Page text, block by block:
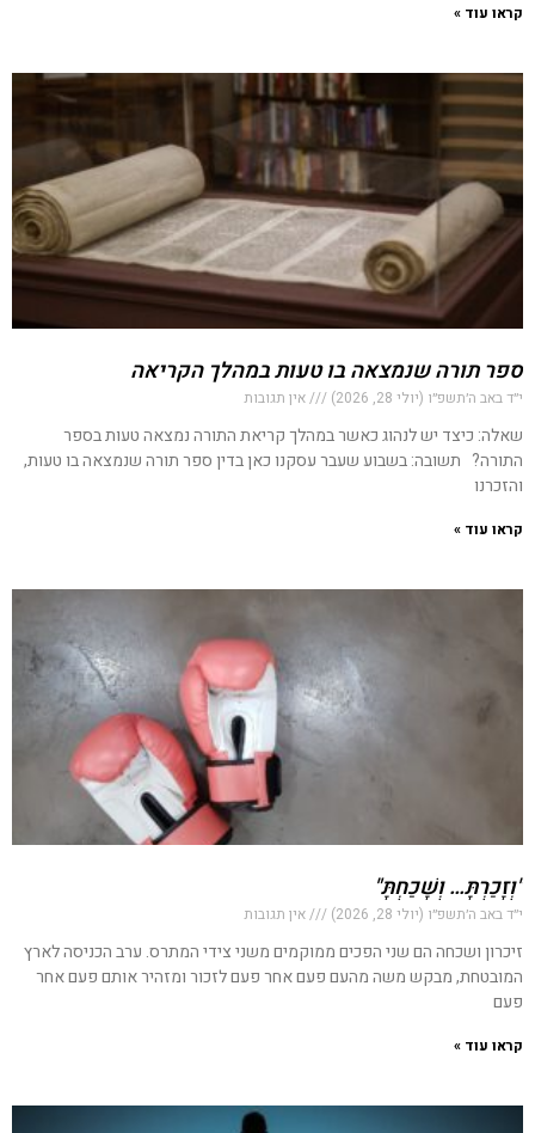
קראו עוד »
ספר תורה שנמצאה בו טעות במהלך הקריאה
י״ד באב ה׳תשפ״ו (יולי 28, 2026) אין תגובות
שאלה: כיצד יש לנהוג כאשר במהלך קריאת התורה נמצאה טעות בספר
התורה? תשובה: בשבוע שעבר עסקנו כאן בדין ספר תורה שנמצאה בו טעות,
והזכרנו
קראו עוד »
"וְזָכַרְתָּ… וְשָׁכַחְתָּ"
י״ד באב ה׳תשפ״ו (יולי 28, 2026) אין תגובות
זיכרון ושכחה הם שני הפכים ממוקמים משני צידי המתרס. ערב הכניסה לארץ
המובטחת, מבקש משה מהעם פעם אחר פעם לזכור ומזהיר אותם פעם אחר
פעם
קראו עוד »